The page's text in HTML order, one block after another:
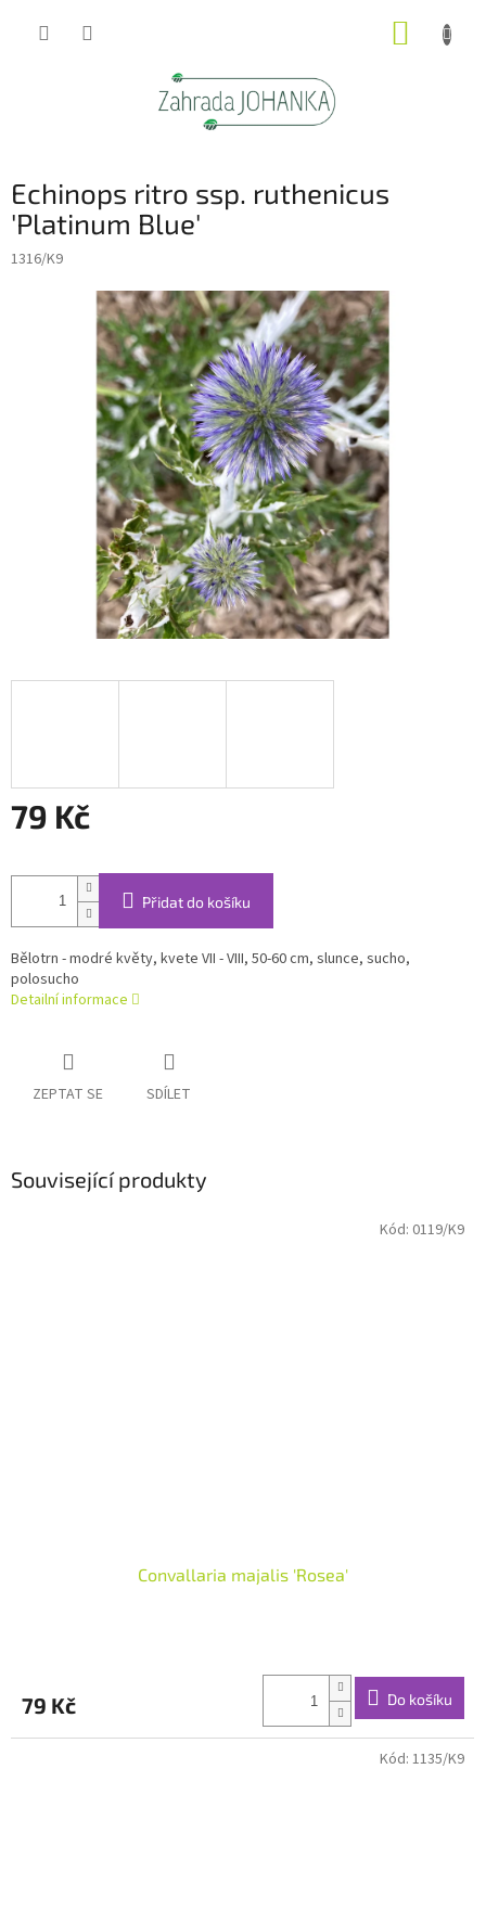
Echinops ritro ssp. ruthenicus
'Platinum Blue'
1316/K9
79 Kč
cena:
Přidat do košíku
Bělotrn - modré květy, kvete VII - VIII, 50-60 cm, slunce, sucho,
polosucho
Detailní informace
ZEPTAT SE SDÍLET
Související produkty
Convallaria majalis 'Rosea'
79 Kč Do košíku
Kód: 0119/K9
Kód: 1135/K9